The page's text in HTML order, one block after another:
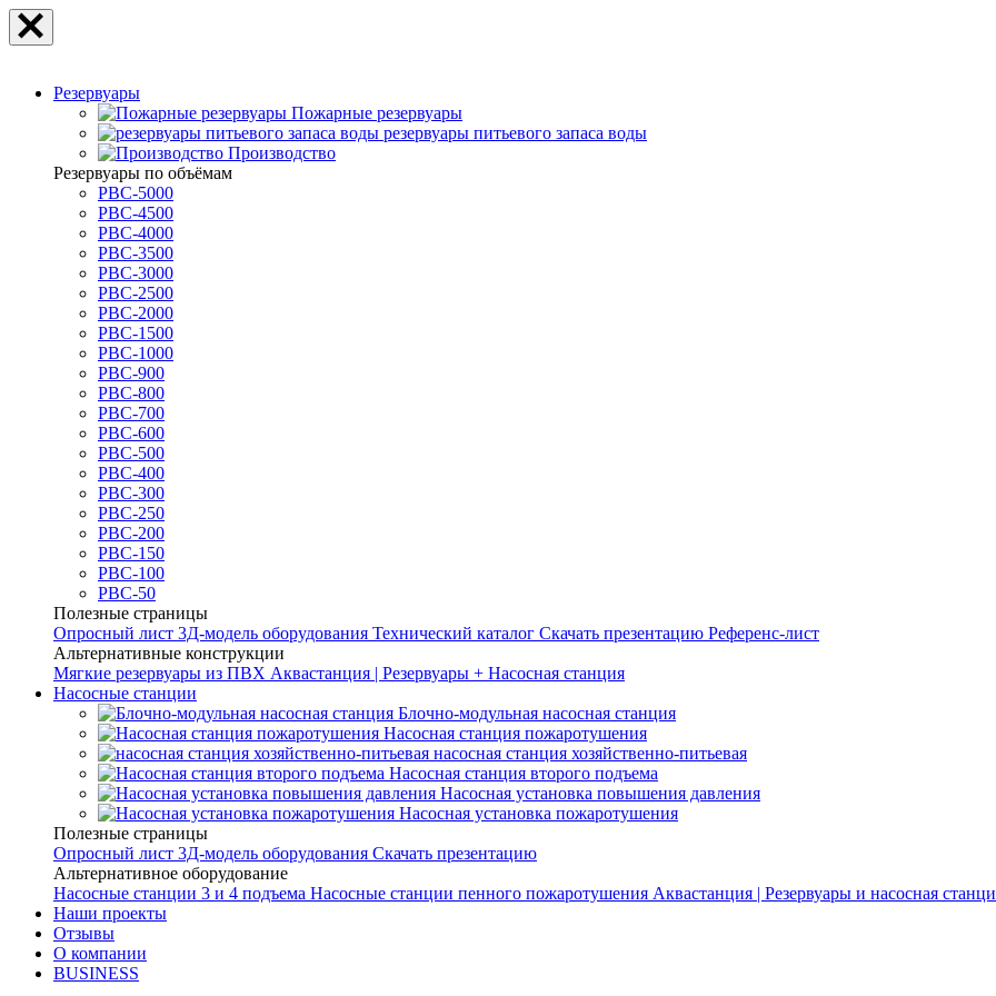
Резервуары
Пожарные резервуары
резервуары питьевого запаса воды
Производство
Резервуары по объёмам
РВС-5000
РВС-4500
РВС-4000
РВС-3500
РВС-3000
РВС-2500
РВС-2000
РВС-1500
РВС-1000
РВС-900
РВС-800
РВС-700
РВС-600
РВС-500
РВС-400
РВС-300
РВС-250
РВС-200
РВС-150
РВС-100
РВС-50
Полезные страницы
Опросный лист 3Д-модель оборудования Технический каталог Скачать презентацию Референс-лист
Альтернативные конструкции
Мягкие резервуары из ПВХ Аквастанция | Резервуары + Насосная станция
Насосные станции
Блочно-модульная насосная станция
Насосная станция пожаротушения
насосная станция хозяйственно-питьевая
Насосная станция второго подъема
Насосная установка повышения давления
Насосная установка пожаротушения
Полезные страницы
Опросный лист 3Д-модель оборудования Скачать презентацию
Альтернативное оборудование
Насосные станции 3 и 4 подъема Насосные станции пенного пожаротушения Аквастанция | Резервуары и насосная
Наши проекты
Отзывы
О компании
BUSINESS